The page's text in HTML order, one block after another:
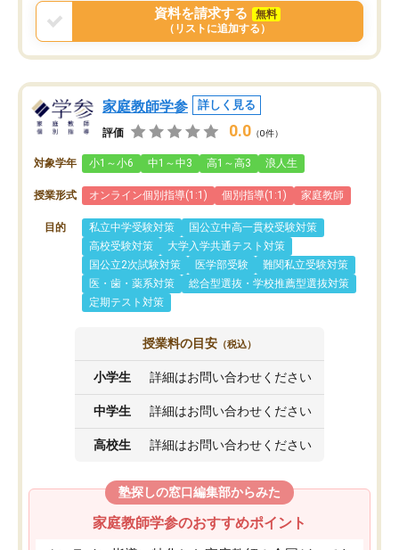
資料を請求する
無料
（リストに追加する）
家庭教師学参 詳しく見る
評価 0.0 （0件）
対象学年 小1～小6 中1～中3 高1～高3 浪人生
授業形式 オンライン個別指導(1:1) 個別指導(1:1) 家庭教師
目的 私立中学受験対策
国公立中高一貫校受験対策
高校受験対策
大学入学共通テスト対策
国公立2次試験対策
医学部受験
難関私立受験対策
医・歯・薬系対策
総合型選抜・学校推薦型選抜対策
定期テスト対策
授業料の目安 （税込）
小学生 詳細はお問い合わせください
中学生 詳細はお問い合わせください
高校生 詳細はお問い合わせください
塾探しの窓口編集部からみた
家庭教師学参のおすすめポイント